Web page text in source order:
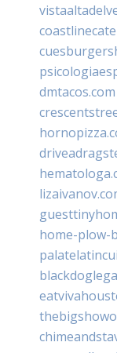
dmtacos.com
home-plow-